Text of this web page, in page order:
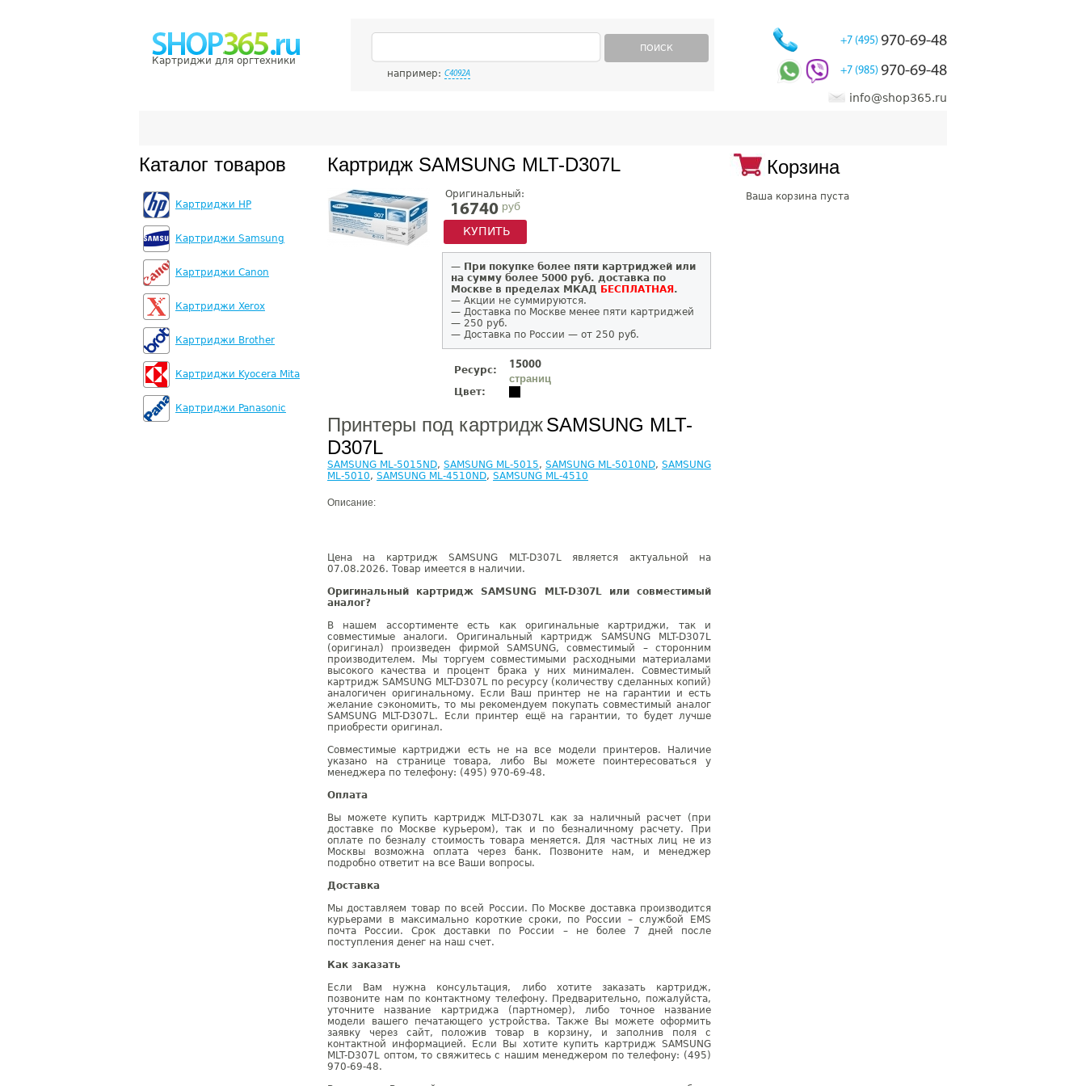
Картриджи для оргтехники
ПОИСК
например: C4092A
+7 (495) 970-69-48
+7 (985) 970-69-48
info@shop365.ru
Каталог товаров
Картриджи HP
Картриджи Samsung
Картриджи Canon
Картриджи Xerox
Картриджи Brother
Картриджи Kyocera Mita
Картриджи Panasonic
Картридж SAMSUNG MLT-D307L
Оригинальный:
16740руб
КУПИТЬ
— При покупке более пяти картриджей или
на сумму более 5000 руб. доставка по
Москве в пределах МКАД БЕСПЛАТНАЯ .
— Акции не суммируются.
— Доставка по Москве менее пяти картриджей
— 250 руб.
— Доставка по России — от 250 руб.
Ресурс:
15000
страниц
Цвет:
Принтеры под картриджSAMSUNG MLT-
D307L
SAMSUNG ML-5015ND, SAMSUNG ML-5015, SAMSUNG ML-5010ND, SAMSUNG
ML-5010, SAMSUNG ML-4510ND, SAMSUNG ML-4510
Описание:
Цена на картридж SAMSUNG MLT-D307L является актуальной на
07.08.2026. Товар имеется в наличии.
Оригинальный картридж SAMSUNG MLT-D307L или совместимый
аналог?
В нашем ассортименте есть как оригинальные картриджи, так и
совместимые аналоги. Оригинальный картридж SAMSUNG MLT-D307L
(оригинал) произведен фирмой SAMSUNG, совместимый – сторонним
производителем. Мы торгуем совместимыми расходными материалами
высокого качества и процент брака у них минимален. Совместимый
картридж SAMSUNG MLT-D307L по ресурсу (количеству сделанных копий)
аналогичен оригинальному. Если Ваш принтер не на гарантии и есть
желание сэкономить, то мы рекомендуем покупать совместимый аналог
SAMSUNG MLT-D307L. Если принтер ещё на гарантии, то будет лучше
приобрести оригинал.
Совместимые картриджи есть не на все модели принтеров. Наличие
указано на странице товара, либо Вы можете поинтересоваться у
менеджера по телефону: (495) 970-69-48.
Оплата
Вы можете купить картридж MLT-D307L как за наличный расчет (при
доставке по Москве курьером), так и по безналичному расчету. При
оплате по безналу стоимость товара меняется. Для частных лиц не из
Москвы возможна оплата через банк. Позвоните нам, и менеджер
подробно ответит на все Ваши вопросы.
Доставка
Мы доставляем товар по всей России. По Москве доставка производится
курьерами в максимально короткие сроки, по России – службой EMS
почта России. Срок доставки по России – не более 7 дней после
поступления денег на наш счет.
Как заказать
Если Вам нужна консультация, либо хотите заказать картридж,
позвоните нам по контактному телефону. Предварительно, пожалуйста,
уточните название картриджа (партномер), либо точное название
модели вашего печатающего устройства. Также Вы можете оформить
заявку через сайт, положив товар в корзину, и заполнив поля с
контактной информацией. Если Вы хотите купить картридж SAMSUNG
MLT-D307L оптом, то свяжитесь с нашим менеджером по телефону: (495)
970-69-48.
Корзина
Ваша корзина пуста